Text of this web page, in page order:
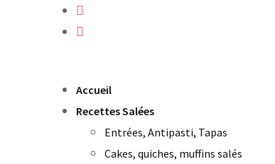
Accueil
Recettes Salées
Entrées, Antipasti, Tapas
Cakes, quiches, muffins salés